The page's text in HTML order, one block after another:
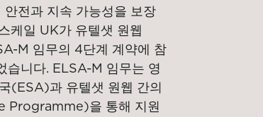
전과 지속 가능성을 보장
케일 UK가 유텔샛 원웹
M 임무의 4단계 계약에 참
습니다. ELSA-M 임무는 영
(ESA)과 유텔샛 원웹 간의
Programme)을 통해 지원